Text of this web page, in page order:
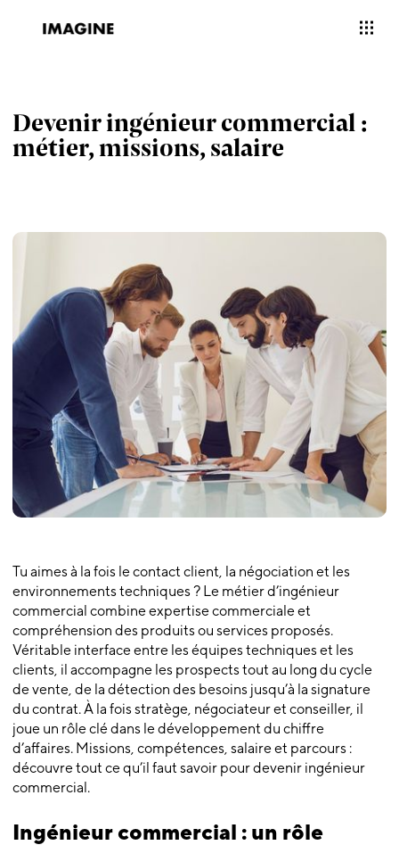
Devenir ingénieur commercial :
métier, missions, salaire
Tu aimes à la fois le contact client, la négociation et les
environnements techniques ? Le métier d’ingénieur
commercial combine expertise commerciale et
compréhension des produits ou services proposés.
Véritable interface entre les équipes techniques et les
clients, il accompagne les prospects tout au long du cycle
de vente, de la détection des besoins jusqu’à la signature
du contrat. À la fois stratège, négociateur et conseiller, il
joue un rôle clé dans le développement du chiffre
d’affaires. Missions, compétences, salaire et parcours :
découvre tout ce qu’il faut savoir pour devenir ingénieur
commercial.
Ingénieur commercial : un rôle